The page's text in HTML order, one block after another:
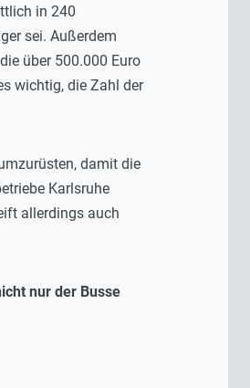
in 240
sei. Außerdem
über 500.000 Euro
wichtig, die Zahl der
damit die
Karlsruhe
allerdings auch
nur der Busse